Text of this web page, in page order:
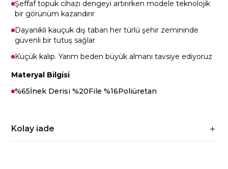
Şeffaf topuk cihazı dengeyi artırırken modele teknolojik
bir görünüm kazandırır
Dayanıklı kauçuk dış taban her türlü şehir zemininde
güvenli bir tutuş sağlar
Küçük kalıp. Yarım beden büyük almanı tavsiye ediyoruz
Materyal Bilgisi
%65İnek Derisi %20File %16Poliüretan
Kolay iade